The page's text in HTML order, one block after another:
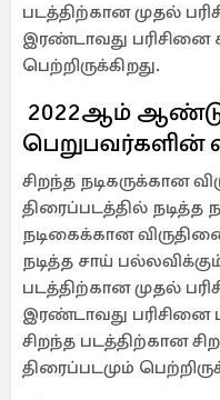
படத்திற்கான முதல்
இரண்டாவது பரிசினை
பெற்றிருக்கிறது.
2022ஆம் ஆண்டு
பெறுபவர்களின்
சிறந்த நடிகருக்கான
திரைப்படத்தில் நடித்த
நடிகைக்கான
நடித்த சாய்
படத்திற்கான முதல்
இரண்டாவது பரிசினை
சிறந்த படத்திற்கான
திரைப்படமும்